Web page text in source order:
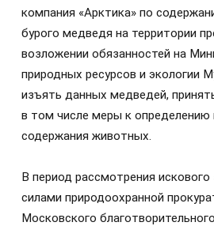
компания «Арктика» по
бурого медведя на территории
возложении обязанностей на
природных ресурсов и экологии
изъять данных медведей,
в том числе меры к определению
содержания животных.
В период рассмотрения искового
силами природоохранной
Московского